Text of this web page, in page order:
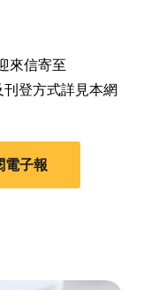
來信寄至
登方式詳見本網
電子報